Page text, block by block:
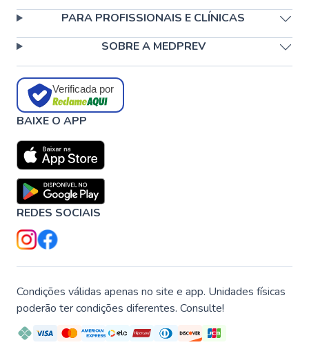
PARA PROFISSIONAIS E CLÍNICAS
SOBRE A MEDPREV
Verificada por
BAIXE O APP
REDES SOCIAIS
Condições válidas apenas no site e app. Unidades físicas
poderão ter condições diferentes. Consulte!